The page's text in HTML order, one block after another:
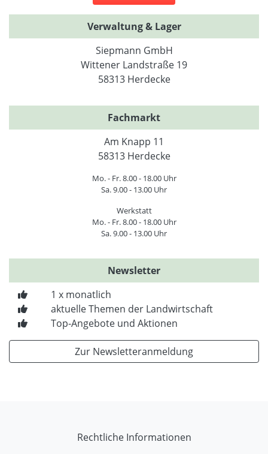
Verwaltung & Lager
Siepmann GmbH
Wittener Landstraße 19
58313 Herdecke
Fachmarkt
Am Knapp 11
58313 Herdecke
Mo. - Fr. 8.00 - 18.00 Uhr
Sa. 9.00 - 13.00 Uhr
Werkstatt
Mo. - Fr. 8.00 - 18.00 Uhr
Sa. 9.00 - 13.00 Uhr
Newsletter
1 x monatlich
aktuelle Themen der Landwirtschaft
Top-Angebote und Aktionen
Zur Newsletteranmeldung
Rechtliche Informationen